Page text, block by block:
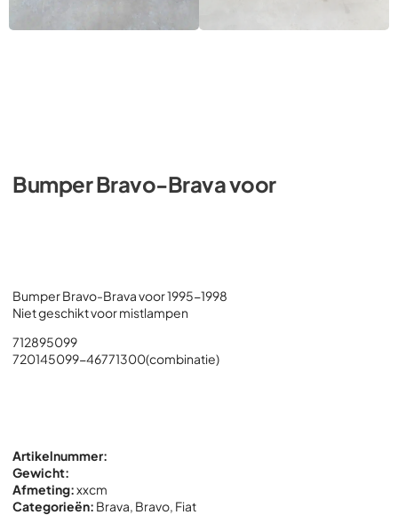
Bumper Bravo-Brava voor
Bumper Bravo-Brava voor 1995-1998
Niet geschikt voor mistlampen
712895099
720145099-46771300(combinatie)
Artikelnummer:
Gewicht:
Afmeting:xxcm
Categorieën: Brava, Bravo, Fiat